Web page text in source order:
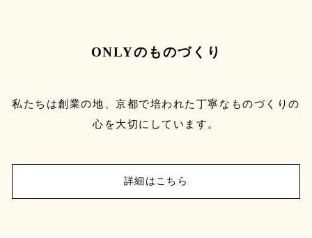
ONLYのものづくり
私たちは創業の地、京都で培われた丁寧なものづくりの
心を大切にしています。
詳細はこちら